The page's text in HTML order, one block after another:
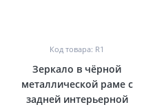
Код товара: R1
Зеркало в чёрной
металлической раме с
задней интерьерной